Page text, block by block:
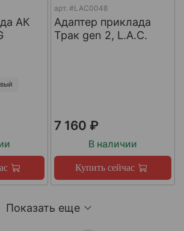
АК
арт. #LAC0048
Адаптер приклада
Трак gen 2, L.A.C.
7 160 ₽
В наличии
Купить сейчас
Показать еще